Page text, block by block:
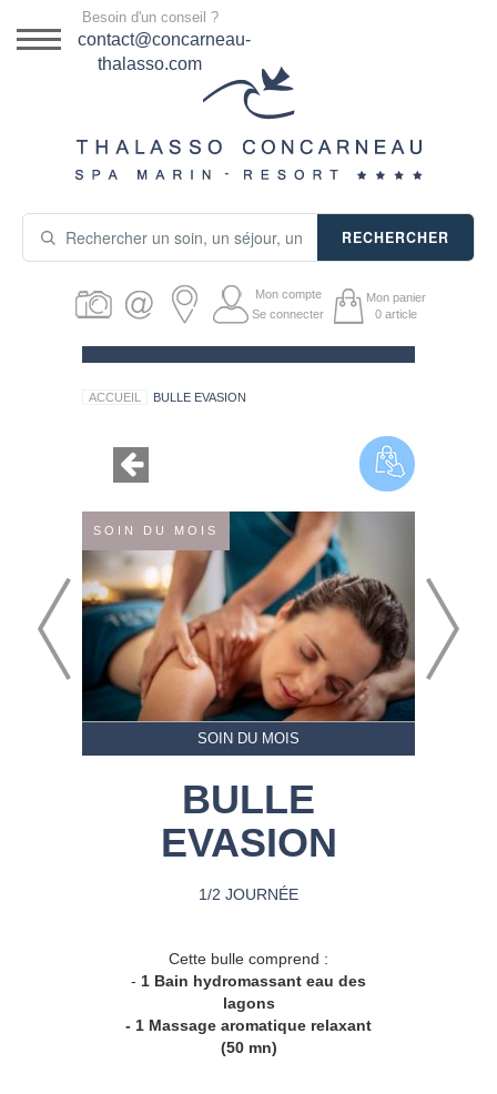
DESTINATION
SÉJOURS THALASSO
PRODUITS COSMÉTIQUES
GUIDE CADEAUX
Besoin d'un conseil ?
contact@concarneau-
thalasso.com
RECHERCHER
Mon compte
Se connecter
Mon panier
0 article
ACCUEIL BULLE EVASION
SOIN DU MOIS
SOIN DU MOIS
BULLE
EVASION
1/2 JOURNÉE
Cette bulle comprend :
- 1 Bain hydromassant eau des
lagons
- 1 Massage aromatique relaxant
(50 mn)